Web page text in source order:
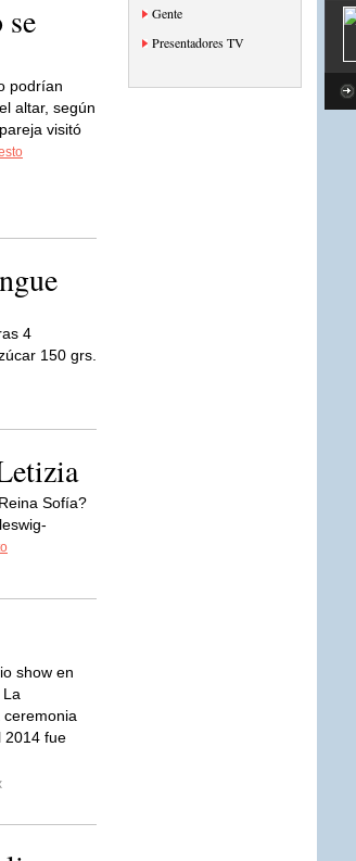
podrían
altar, según
visitó
4
150 grs.
Sofía?
show en
2014 fue
Gente
Presentadores TV